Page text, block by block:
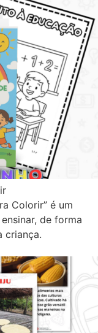
Colorir” é um
de forma
criança.